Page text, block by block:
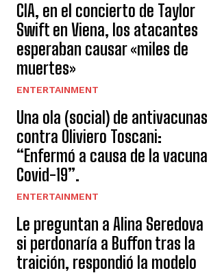
CIA, en el concierto de Taylor
Swift en Viena, los atacantes
esperaban causar «miles de
muertes»
ENTERTAINMENT
Una ola (social) de antivacunas
contra Oliviero Toscani:
“Enfermó a causa de la vacuna
Covid-19”.
ENTERTAINMENT
Le preguntan a Alina Seredova
si perdonaría a Buffon tras la
traición, respondió la modelo